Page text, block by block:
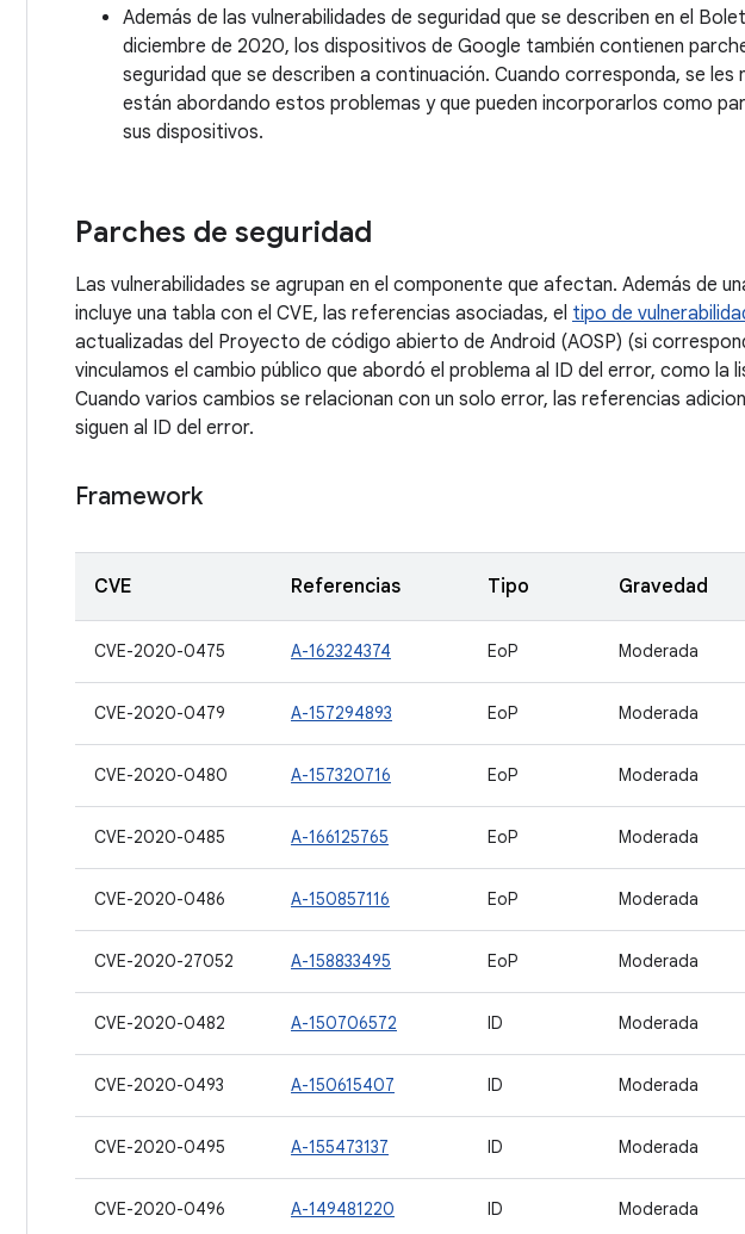
Además de las vulnerabilidades de seguridad que se describen en el
diciembre de 2020, los dispositivos de Google también contienen
seguridad que se describen a continuación. Cuando corresponda, se
están abordando estos problemas y que pueden incorporarlos como
sus dispositivos.
Parches de seguridad
Las vulnerabilidades se agrupan en el componente que afectan. Además de
incluye una tabla con el CVE, las referencias asociadas, el tipo de
actualizadas del Proyecto de código abierto de Android (AOSP) (si
vinculamos el cambio público que abordó el problema al ID del error, como la
Cuando varios cambios se relacionan con un solo error, las referencias
siguen al ID del error.
Framework
CVE Referencias Tipo Gravedad
CVE-2020-0475 A-162324374 EoP Moderada
CVE-2020-0479 A-157294893 EoP Moderada
CVE-2020-0480 A-157320716 EoP Moderada
CVE-2020-0485 A-166125765 EoP Moderada
CVE-2020-0486 A-150857116 EoP Moderada
CVE-2020-27052 A-158833495 EoP Moderada
CVE-2020-0482 A-150706572 ID Moderada
CVE-2020-0493 A-150615407 ID Moderada
CVE-2020-0495 A-155473137 ID Moderada
CVE-2020-0496 A-149481220 ID Moderada